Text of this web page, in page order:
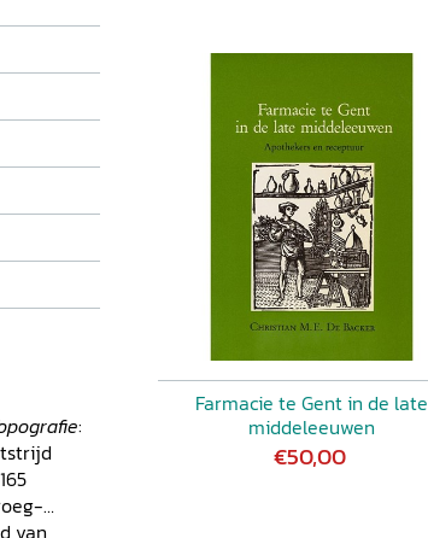
:
van
Farmacie te Gent in de late
middeleeuwen
€50,00